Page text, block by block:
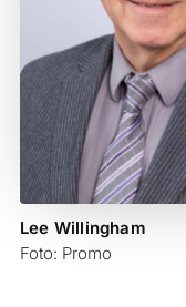
Lee Willingham
Foto: Promo